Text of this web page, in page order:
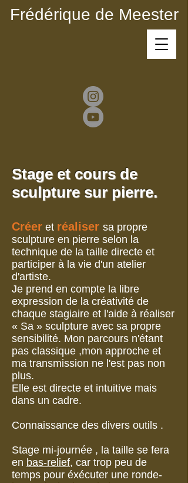
Frédérique de Meester
Stage et cours de
sculpture sur pierre.
Créer et réaliser sa propre
sculpture en pierre selon la
technique de la taille directe et
participer à la vie d'un atelier
d'artiste.
Je prend en compte la libre
expression de la créativité de
chaque stagiaire et l'aide à réaliser
« Sa » sculpture avec sa propre
sensibilité. Mon parcours n'étant
pas classique ,mon approche et
ma transmission ne l'est pas non
plus.
Elle est directe et intuitive mais
dans un cadre.
Connaissance des divers outils .
Stage mi-journée , la taille se fera
en bas-relief, car trop peu de
temps pour éxécuter une ronde-